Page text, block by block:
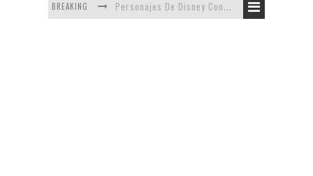
BREAKING Personajes De Disney Con Vestuarios Contemporáneos